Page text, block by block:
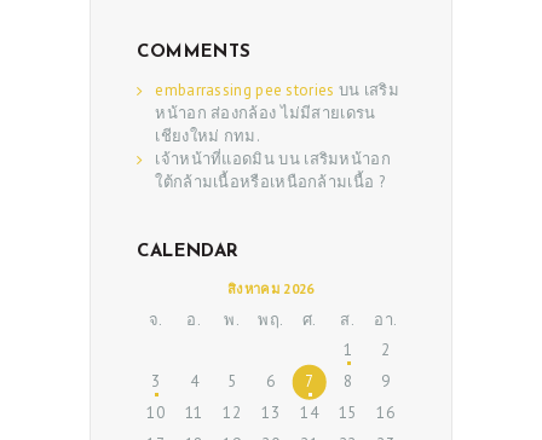
ABOUT US
PATIENT REVIEWS
COMMENTS
embarrassing pee stories บน เสริม
หน้าอก ส่องกล้อง ไม่มีสายเดรน
เชียงใหม่ กทม.
เจ้าหน้าที่แอดมินบน เสริมหน้าอก
ใต้กล้ามเนื้อหรือเหนือกล้ามเนื้อ ?
CALENDAR
สิงหาคม 2026
จ. อ. พ. พฤ. ศ. ส. อา.
1
2
3
4 5 6 7 8
9
10
11 12 13 14 15
16